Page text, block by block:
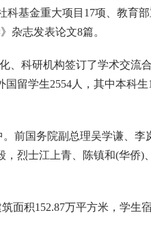
科基金重大项目17项、教育
杂志发表论文8篇。
、科研机构签订了学术交流
留学生2554人，其中本科生
前国务院副总理吴学谦、李
烈士江上青、陈镇和(华侨)
面积152.87万平方米，学生